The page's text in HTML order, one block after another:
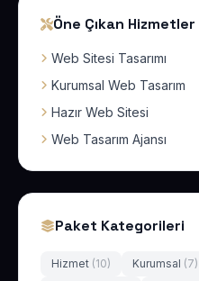
Öne Çıkan Hizmetler
Web Sitesi Tasarımı
Kurumsal Web Tasarım
Hazır Web Sitesi
Web Tasarım Ajansı
Paket Kategorileri
Hizmet (10) Kurumsal (7)